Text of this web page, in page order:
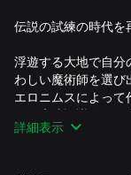
伝説の試練の時代を
浮遊する大地で自分
わしい魔術師を選び
エロニムスによっ
だ。魔法評議会の
を監督し、導き、ま
詳細表示